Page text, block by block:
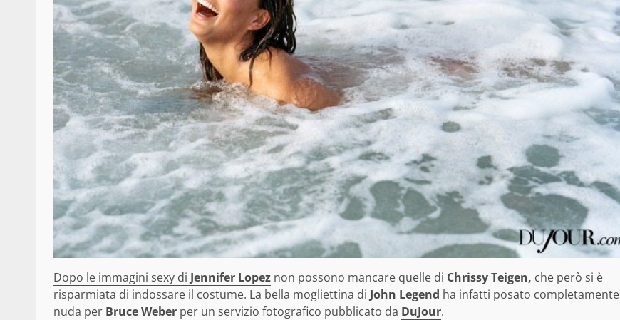
Dopo le immagini sexy di Jennifer Lopez non possono mancare quelle di Chrissy Teigen, che però si è
risparmiata di indossare il costume. La bella mogliettina di John Legend ha infatti posato completamente
nuda per Bruce Weber per un servizio fotografico pubblicato da DuJour.